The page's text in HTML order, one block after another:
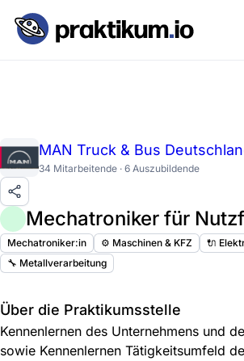
MAN Truck & Bus
34 Mitarbeitende · 6 Auszubildende
Mechatroniker für
Mechatroniker:in ⚙️ Maschinen & KFZ
🔌
🔧 Metallverarbeitung
Über die Praktikumsstelle
Kennenlernen des Unternehmens und
sowie Kennenlernen Tätigkeitsumfeld